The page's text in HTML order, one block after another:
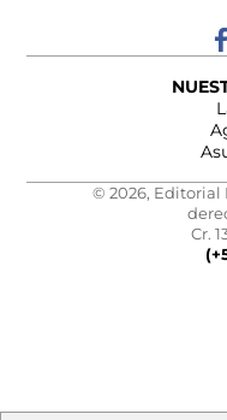
© 2026, Editorial
Cr.